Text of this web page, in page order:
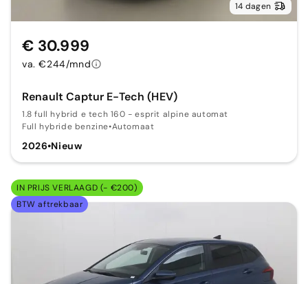
14 dagen
Renault Captur E-Tech (HEV)
1.8 full hybrid e tech 160 - esprit alpine automat
Full hybride benzine•Automaat
2026•Nieuw
€ 30.999
va. €244/mnd
IN PRIJS VERLAAGD (- €200)
BTW aftrekbaar